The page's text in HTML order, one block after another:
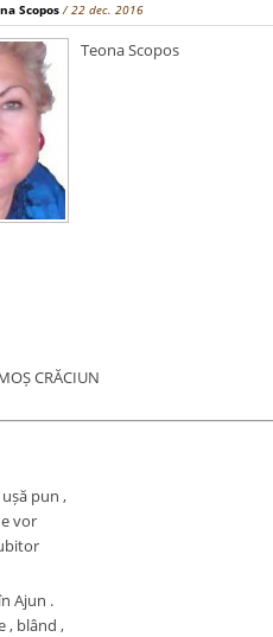
Scopos / 22 dec. 2016
Teona Scopos
CRĂCIUN
pun ,
vor
Ajun .
, blând ,